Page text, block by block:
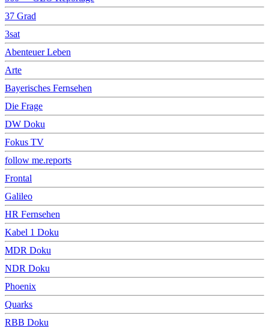
37 Grad
3sat
Abenteuer Leben
Arte
Bayerisches Fernsehen
Die Frage
DW Doku
Fokus TV
follow me.reports
Frontal
Galileo
HR Fernsehen
Kabel 1 Doku
MDR Doku
NDR Doku
Phoenix
Quarks
RBB Doku